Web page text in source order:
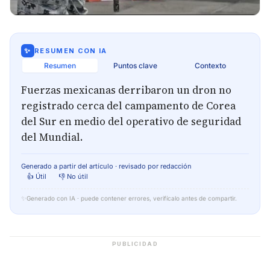
✨ RESUMEN CON IA
Resumen Puntos clave Contexto
Fuerzas mexicanas derribaron un dron no
registrado cerca del campamento de Corea
del Sur en medio del operativo de seguridad
del Mundial.
Generado a partir del artículo · revisado por redacción
👍 Útil
👎 No útil
✨ Generado con IA · puede contener errores, verifícalo antes de compartir.
PUBLICIDAD